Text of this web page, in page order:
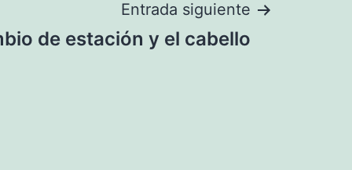
Entrada siguiente
de estación y el cabello